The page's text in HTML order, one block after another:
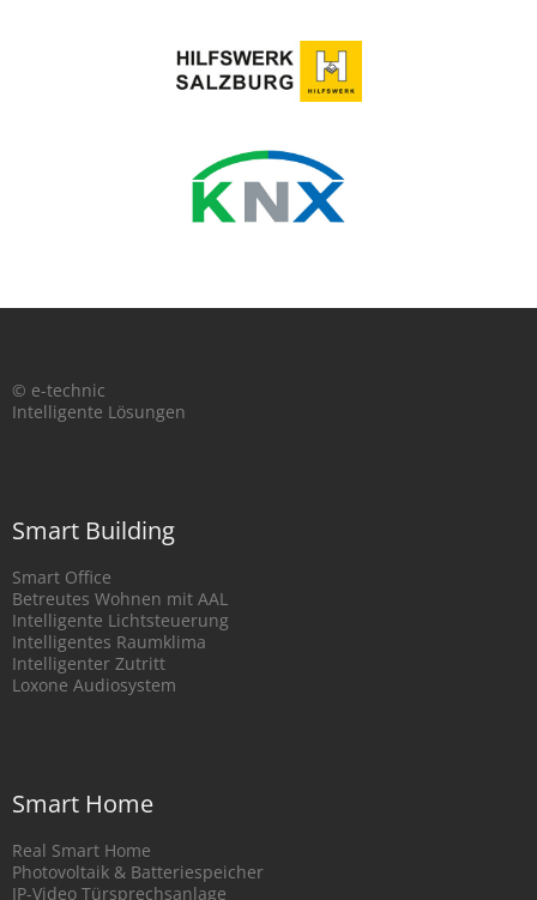
© e-technic
Intelligente Lösungen
Smart Building
Smart Office
Betreutes Wohnen mit AAL
Intelligente Lichtsteuerung
Intelligentes Raumklima
Intelligenter Zutritt
Loxone Audiosystem
Smart Home
Real Smart Home
Photovoltaik & Batteriespeicher
IP-Video Türsprechsanlage